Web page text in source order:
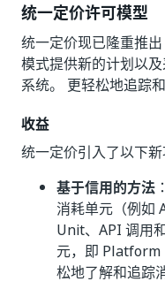
统一定价许可模型
统一定价现已隆重推
模式提供新的计划以
系统。 更轻松地追踪
收益
统一定价引入了以下新
基于信用的方法
消耗单元（例如
Unit、API 调用
元，即 Platform
松地了解和追踪